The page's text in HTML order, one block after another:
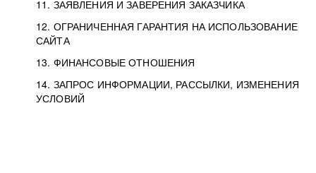
11. ЗАЯВЛЕНИЯ И ЗАВЕРЕНИЯ ЗАКАЗЧИКА
12. ОГРАНИЧЕННАЯ ГАРАНТИЯ НА ИСПОЛЬЗОВАНИЕ
САЙТА
13. ФИНАНСОВЫЕ ОТНОШЕНИЯ
14. ЗАПРОС ИНФОРМАЦИИ, РАССЫЛКИ, ИЗМЕНЕНИЯ
УСЛОВИЙ